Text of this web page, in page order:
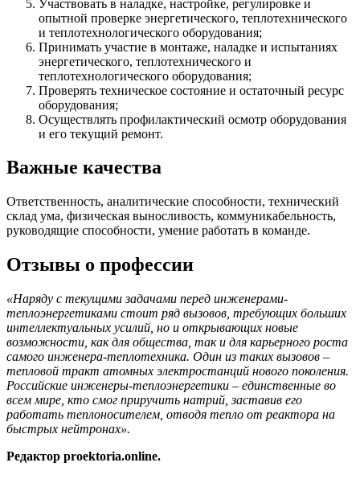
Участвовать в наладке, настройке, регулировке и
опытной проверке энергетического, теплотехнического
и теплотехнологического оборудования;
Принимать участие в монтаже, наладке и испытаниях
энергетического, теплотехнического и
теплотехнологического оборудования;
Проверять техническое состояние и остаточный ресурс
оборудования;
Осуществлять профилактический осмотр оборудования
и его текущий ремонт.
Важные качества
Ответственность, аналитические способности, технический
склад ума, физическая выносливость, коммуникабельность,
руководящие способности, умение работать в команде.
Отзывы о профессии
«Наряду с текущими задачами перед инженерами-
теплоэнергетиками стоит ряд вызовов, требующих больших
интеллектуальных усилий, но и открывающих новые
возможности, как для общества, так и для карьерного роста
самого инженера-теплотехника. Один из таких вызовов –
тепловой тракт атомных электростанций нового поколения.
Российские инженеры-теплоэнергетики – единственные во
всем мире, кто смог приручить натрий, заставив его
работать теплоносителем, отводя тепло от реактора на
быстрых нейтронах».
Редактор proektoria.online.